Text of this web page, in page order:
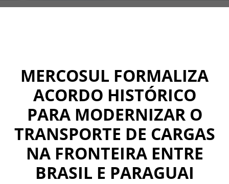
MERCOSUL FORMALIZA
ACORDO HISTÓRICO
PARA MODERNIZAR O
TRANSPORTE DE CARGAS
NA FRONTEIRA ENTRE
BRASIL E PARAGUAI